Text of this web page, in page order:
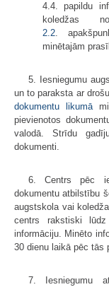
4.4. papildu
koledžas
2.2.
minētajām
5. Iesniegumu
un to paraksta ar
dokumentu likumā
pievienotos
valodā. Strīdu
dokumenti.
6. Centrs pēc
dokumentu atbilstību
augstskola vai
centrs rakstiski
informāciju. Minēto
30 dienu laikā pēc tās
7. Iesniegumu